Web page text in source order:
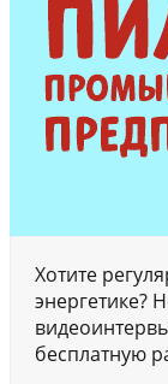
Хотите
энергетике?
бесплатную